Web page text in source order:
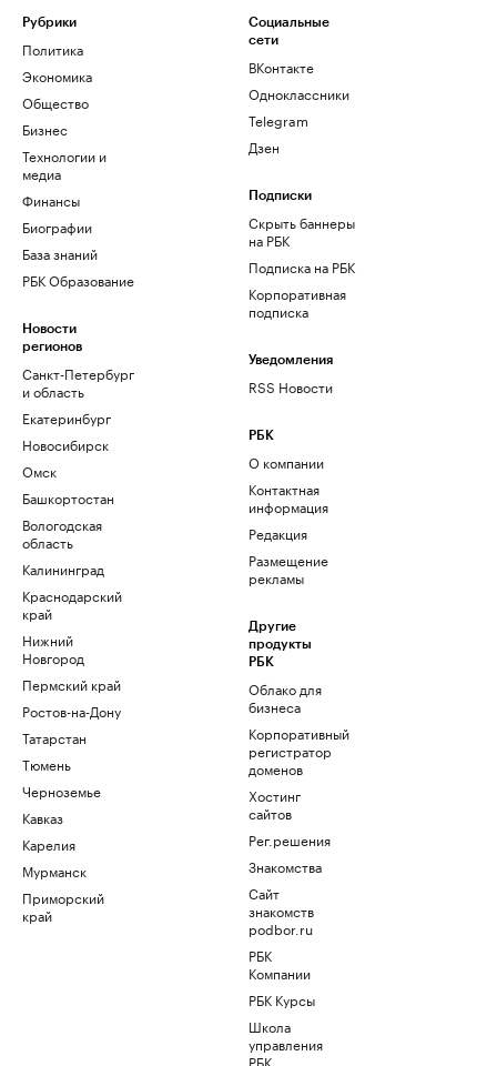
Рубрики
Политика
Экономика
Общество
Бизнес
Технологии и
медиа
Финансы
Биографии
База знаний
РБК Образование
Новости
регионов
Санкт-Петербург
и область
Екатеринбург
Новосибирск
Омск
Башкортостан
Вологодская
область
Калининград
Краснодарский
край
Нижний
Новгород
Пермский край
Ростов-на-Дону
Татарстан
Тюмень
Черноземье
Кавказ
Карелия
Мурманск
Приморский
край
Социальные
сети
ВКонтакте
Одноклассники
Telegram
Дзен
Подписки
Скрыть баннеры
на РБК
Подписка на РБК
Корпоративная
подписка
Уведомления
RSS Новости
РБК
О компании
Контактная
информация
Редакция
Размещение
рекламы
Другие
продукты
РБК
Облако для
бизнеса
Корпоративный
регистратор
доменов
Хостинг
сайтов
Рег.решения
Знакомства
Сайт
знакомств
podbor.ru
РБК
Компании
РБК Курсы
Школа
управления
РБК